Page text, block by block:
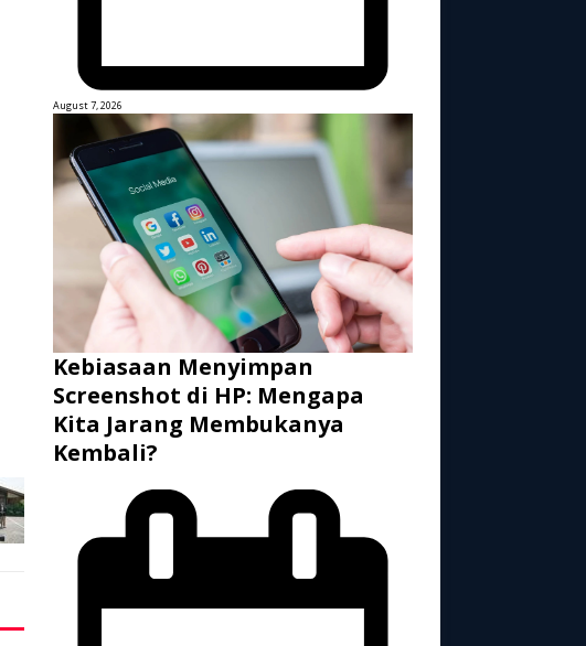
August 7, 2026
Kebiasaan Menyimpan
Screenshot di HP: Mengapa
Kita Jarang Membukanya
Kembali?